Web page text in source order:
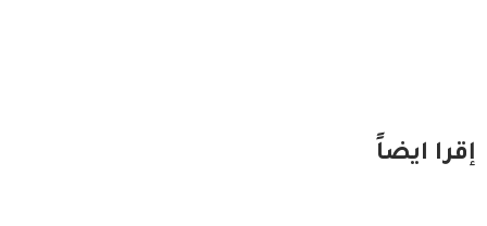
إقرا ايضاً